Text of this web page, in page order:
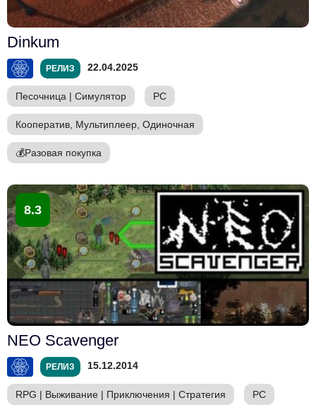
Dinkum
РЕЛИЗ 22.04.2025
Песочница | Симулятор PC
Кооператив, Мультиплеер, Одиночная
💰Разовая покупка
8.3
NEO Scavenger
РЕЛИЗ 15.12.2014
RPG | Выживание | Приключения | Стратегия PC